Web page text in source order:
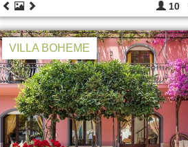
10
VILLA BOHEME